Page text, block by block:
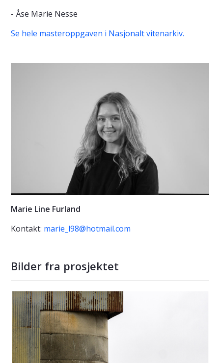
- Åse Marie Nesse
Se hele masteroppgaven i Nasjonalt vitenarkiv.
Marie Line Furland
Kontakt: marie_l98@hotmail.com
Bilder fra prosjektet